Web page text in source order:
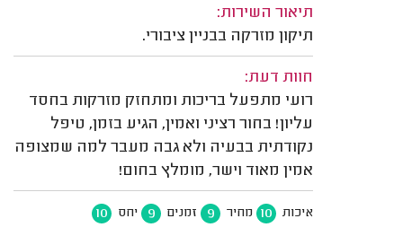
תיאור השירות:
תיקון מזרקה בבניין ציבורי.
חוות דעת:
רועי מתפעל בריכות ומתחזק מזרקות בחסד
עליון! בחור רציני ואמין, הגיע בזמן, טיפל
נקודתית בבעיה ולא גבה מעבר למה שמצופה
אמין מאוד וישר, מומלץ בחום!
איכות 10 מחיר 9 זמנים 9 יחס 10